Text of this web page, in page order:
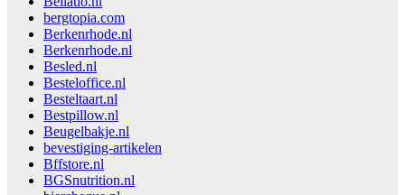
bergtopia.com
Berkenrhode.nl
Berkenrhode.nl
Besled.nl
Besteloffice.nl
Besteltaart.nl
Bestpillow.nl
Beugelbakje.nl
bevestiging-artikelen
Bffstore.nl
BGSnutrition.nl